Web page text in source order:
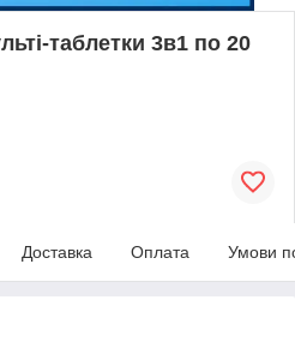
таблетки 3в1 по 20
Доставка Оплата Умови